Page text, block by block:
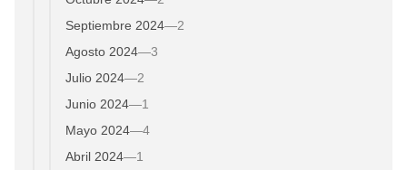
Septiembre 2024—2
Agosto 2024—3
Julio 2024—2
Junio 2024—1
Mayo 2024—4
Abril 2024—1